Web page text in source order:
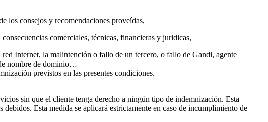
los consejos y recomendaciones proveídas,
comerciales, técnicas, financieras y juridicas,
Internet, la malintención o fallo de un tercero, o fallo de Gandi, agente
nombre de dominio…
previstos en las presentes condiciones.
sin que el cliente tenga derecho a ningún tipo de indemnización. Esta
Esta medida se aplicará estrictamente en caso de incumplimiento de